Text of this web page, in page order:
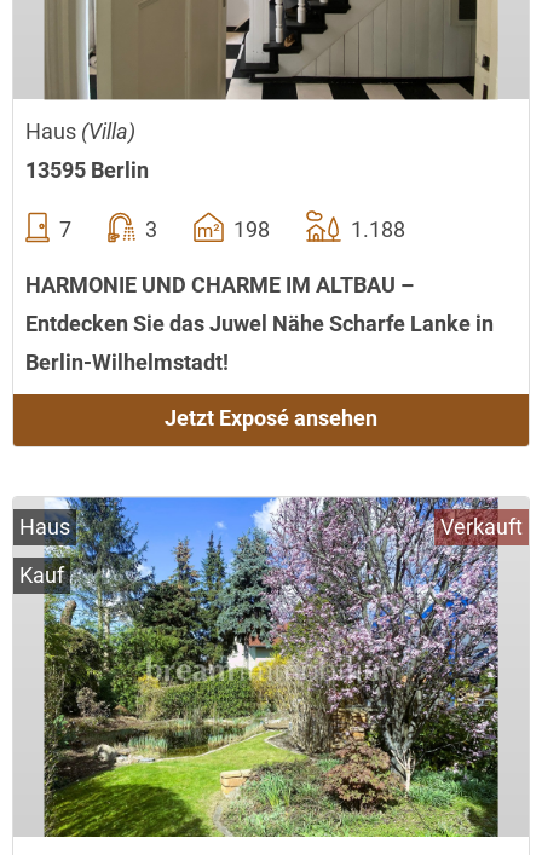
Haus (Villa)
13595 Berlin
7 3 198 1.188
HARMONIE UND CHARME IM ALTBAU –
Entdecken Sie das Juwel Nähe Scharfe Lanke in
Berlin-Wilhelmstadt!
Jetzt Exposé ansehen
Haus
Kauf
Verkauft